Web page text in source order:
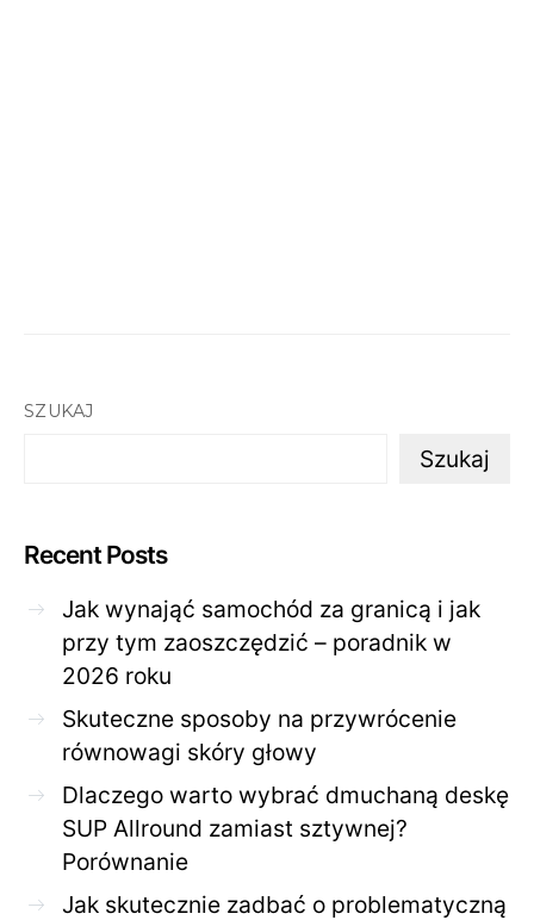
SZUKAJ
Szukaj
Recent Posts
Jak wynająć samochód za granicą i jak
przy tym zaoszczędzić – poradnik w
2026 roku
Skuteczne sposoby na przywrócenie
równowagi skóry głowy
Dlaczego warto wybrać dmuchaną deskę
SUP Allround zamiast sztywnej?
Porównanie
Jak skutecznie zadbać o problematyczną